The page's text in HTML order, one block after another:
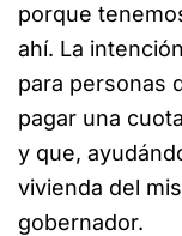
porque
ahí. La
para personas
pagar una
y que,
vivienda del
gobernador.